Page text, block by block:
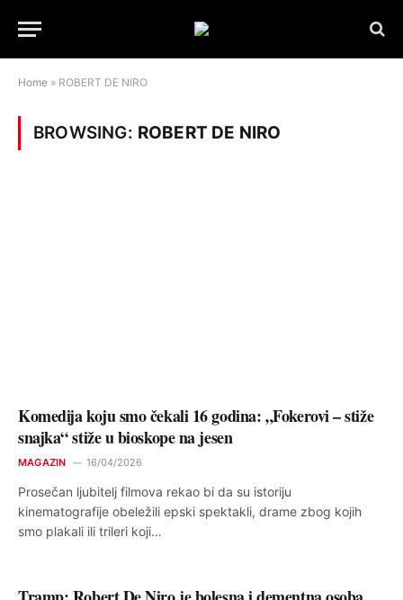
Home » ROBERT DE NIRO
BROWSING: ROBERT DE NIRO
Komedija koju smo čekali 16 godina: „Fokerovi – stiže
snajka“ stiže u bioskope na jesen
MAGAZIN 16/04/2026
Prosečan ljubitelj filmova rekao bi da su istoriju
kinematografije obeležili epski spektakli, drame zbog kojih
smo plakali ili trileri koji…